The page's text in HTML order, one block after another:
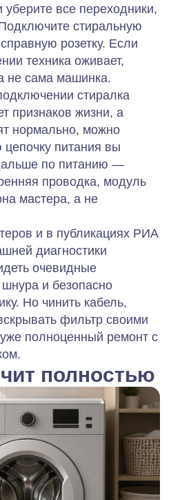
все переходники,
стиральную
розетку. Если
техника оживает,
не сама машинка.
стиралка
признаков жизни, а
нормально, можно
питания вы
по питанию —
проводка, модуль
мастера, а не
и в публикациях РИА
диагностики
очевидные
и безопасно
Но чинить кабель,
фильтр своими
полноценный ремонт с
полностью